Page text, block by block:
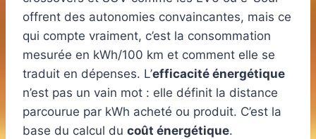
offrent des autonomies convaincantes, mais ce
qui compte vraiment, c’est la consommation
mesurée en kWh/100 km et comment elle se
traduit en dépenses. L’efficacité énergétique
n’est pas un vain mot : elle définit la distance
parcourue par kWh acheté ou produit. C’est la
base du calcul du coût énergétique.